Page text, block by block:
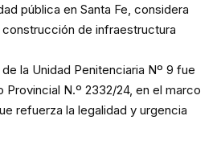
pública en Santa Fe, considera
de infraestructura
Unidad Penitenciaria Nº 9 fue
N.º 2332/24, en el marco
refuerza la legalidad y urgencia